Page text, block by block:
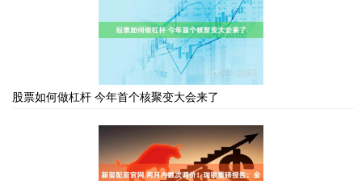
股票如何做杠杆 今年首个核聚变大会来了